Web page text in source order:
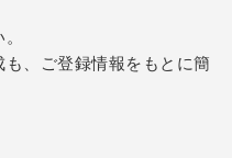
、ご登録情報をもとに簡